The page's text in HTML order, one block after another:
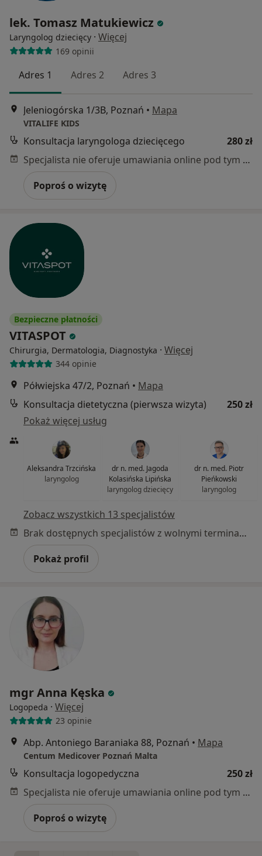
lek. Tomasz Matukiewicz
Laryngolog dziecięcy · Więcej
169 opinii
Adres 1 Adres 2 Adres 3
Jeleniogórska 1/3B, Poznań • Mapa
VITALIFE KIDS
Konsultacja laryngologa dziecięcego
280 zł
Specjalista nie oferuje umawiania online pod tym adresem.
Poproś o wizytę
Bezpieczne płatności
VITASPOT
Chirurgia, Dermatologia, Diagnostyka · Więcej
344 opinie
Półwiejska 47/2, Poznań • Mapa
Konsultacja dietetyczna (pierwsza wizyta)
250 zł
Pokaż więcej usług
Aleksandra Trzcińska
laryngolog
dr n. med. Jagoda
Kolasińska Lipińska
laryngolog dziecięcy
dr n. med. Piotr
Pieńkowski
laryngolog
Zobacz wszystkich 13 specjalistów
Brak dostępnych specjalistów z wolnymi terminami w tym centrum medycznym.
Pokaż profil
mgr Anna Kęska
Logopeda · Więcej
23 opinie
Abp. Antoniego Baraniaka 88, Poznań • Mapa
Centum Medicover Poznań Malta
Konsultacja logopedyczna
250 zł
Specjalista nie oferuje umawiania online pod tym adresem.
Poproś o wizytę